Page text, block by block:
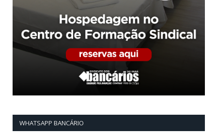
WHATSAPP BANCÁRIO